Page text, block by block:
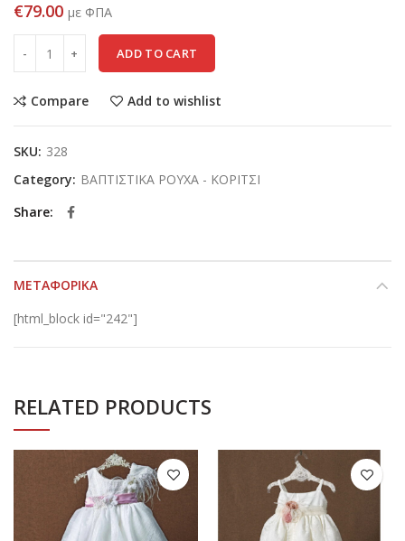
€79.00 με ΦΠΑ
ADD TO CART
Compare Add to wishlist
SKU: 328
Category: ΒΑΠΤΙΣΤΙΚΑ ΡΟΥΧΑ - ΚΟΡΙΤΣΙ
Share
ΜΕΤΑΦΟΡΙΚΆ
[html_block id="242"]
RELATED PRODUCTS